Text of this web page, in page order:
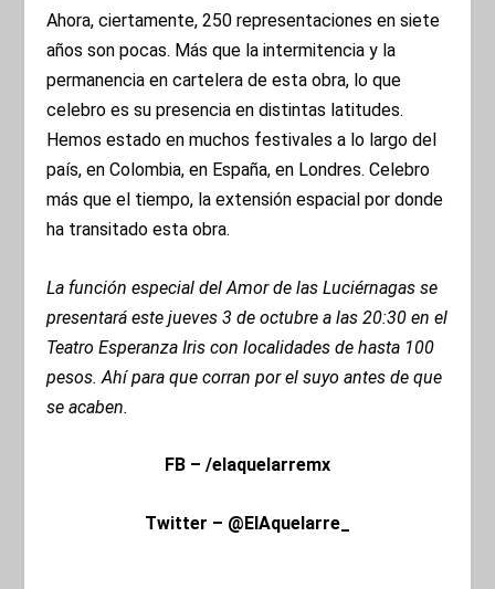
Ahora, ciertamente, 250 representaciones en siete
años son pocas. Más que la intermitencia y la
permanencia en cartelera de esta obra, lo que
celebro es su presencia en distintas latitudes.
Hemos estado en muchos festivales a lo largo del
país, en Colombia, en España, en Londres. Celebro
más que el tiempo, la extensión espacial por donde
ha transitado esta obra.
La función especial del Amor de las Luciérnagas se
presentará este jueves 3 de octubre a las 20:30 en el
Teatro Esperanza Iris con localidades de hasta 100
pesos. Ahí para que corran por el suyo antes de que
se acaben.
FB – /elaquelarremx
Twitter – @ElAquelarre_